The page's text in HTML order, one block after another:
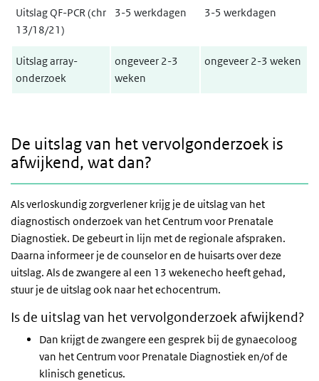
Uitslag QF-PCR (chr
13/18/21)
3-5 werkdagen 3-5 werkdagen
Uitslag array-
onderzoek
ongeveer 2-3
weken
ongeveer 2-3 weken
De uitslag van het vervolgonderzoek is
afwijkend, wat dan?
Als verloskundig zorgverlener krijg je de uitslag van het
diagnostisch onderzoek van het Centrum voor Prenatale
Diagnostiek. De gebeurt in lijn met de regionale afspraken.
Daarna informeer je de counselor en de huisarts over deze
uitslag. Als de zwangere al een 13 wekenecho heeft gehad,
stuur je de uitslag ook naar het echocentrum.
Is de uitslag van het vervolgonderzoek afwijkend?
Dan krijgt de zwangere een gesprek bij de gynaecoloog
van het Centrum voor Prenatale Diagnostiek en/of de
klinisch geneticus.